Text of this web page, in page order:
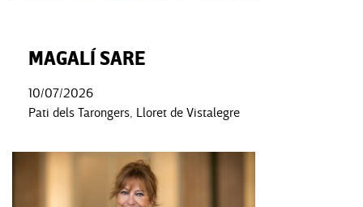
MAGALÍ SARE
10/07/2026
Pati dels Tarongers, Lloret de Vistalegre